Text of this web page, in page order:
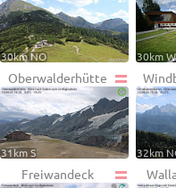
30km NO 30km W
Oberwalderhütte
31km S 32km
Freiwandeck